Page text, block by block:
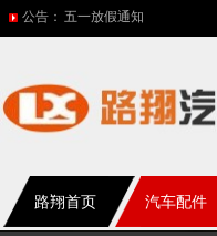
公告： 2015年国庆节放假通知
网站改版
路翔首页 汽车配件